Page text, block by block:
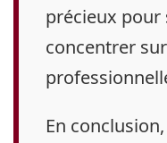
précieux pour
concentrer
En conclusion